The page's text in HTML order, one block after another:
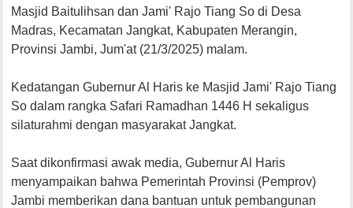
Masjid Baitulihsan dan Jami' Rajo Tiang So di Desa
Madras, Kecamatan Jangkat, Kabupaten Merangin,
Provinsi Jambi, Jum'at (21/3/2025) malam.
Kedatangan Gubernur Al Haris ke Masjid Jami' Rajo Tiang
So dalam rangka Safari Ramadhan 1446 H sekaligus
silaturahmi dengan masyarakat Jangkat.
Saat dikonfirmasi awak media, Gubernur Al Haris
menyampaikan bahwa Pemerintah Provinsi (Pemprov)
Jambi memberikan dana bantuan untuk pembangunan